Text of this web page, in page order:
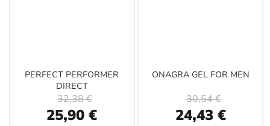
PERFECT PERFORMER
DIRECT
Special
Price
25,90 €
32,38 €
ONAGRA GEL FOR MEN
Special
Price
24,43 €
30,54 €